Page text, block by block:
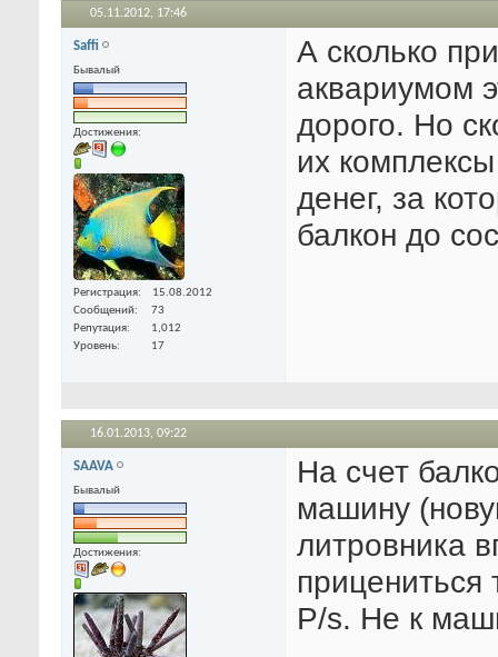
05.11.2012, 17:46
Saffi
Бывалый
Достижения:
Регистрация
15.08.2012
Сообщений
73
Репутация
1,012
Уровень
17
А сколько
аквариумом
дорого. Но
их
денег, за
балкон до
16.01.2013, 09:22
SAAVA
Бывалый
Достижения:
На счет
машину
литровника
прицениться
P/s. Не к